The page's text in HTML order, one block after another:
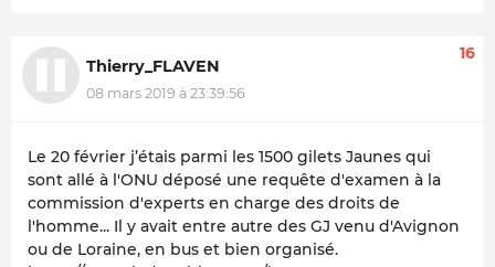
Thierry_FLAVEN
08 mars 2019 à 23:39:56
16
Le 20 février j’étais parmi les 1500 gilets Jaunes qui
sont allé à l'ONU déposé une requête d'examen à la
commission d'experts en charge des droits de
l'homme... Il y avait entre autre des GJ venu d'Avignon
ou de Loraine, en bus et bien organisé.